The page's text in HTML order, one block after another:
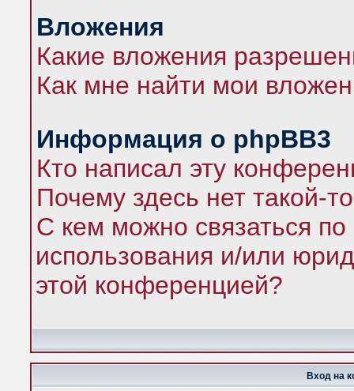
Вложения
Какие вложения
Как мне найти мои
Информация о phpBB3
Кто написал эту
Почему здесь нет такой-
С кем можно связаться по
использования и/или
этой конференцией?
Вход на